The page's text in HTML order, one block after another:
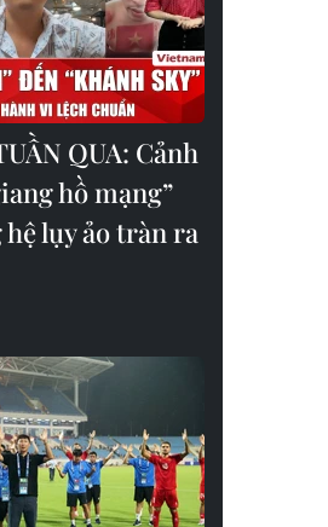
QUA: Cảnh
hồ mạng”
lụy ảo tràn ra